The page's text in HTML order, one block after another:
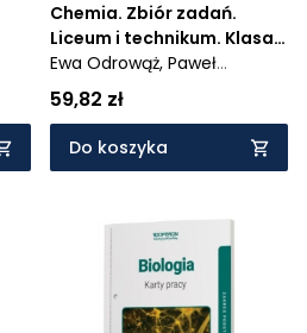
Chemia. Zbiór zadań.
Liceum i technikum. Klasa
2. Zakres podstawowy i
rozszerzony
Ewa Odrowąż, Paweł
Bernard,
Hetmańczyk
59,82 zł
Do koszyka